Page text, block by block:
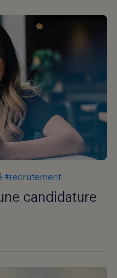
#recrutement
candidature